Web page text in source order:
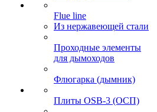
Flue line
Из нержавеющей стали
Проходные элементы
для дымоходов
Флюгарка (дымник)
Плиты OSB-3 (ОСП)